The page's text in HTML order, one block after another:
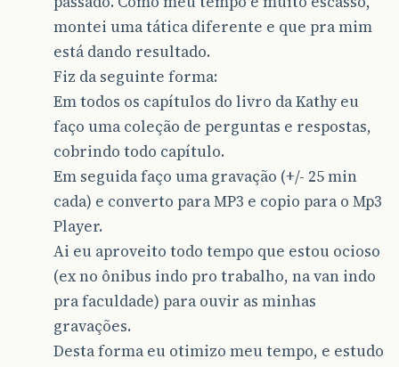
montei uma tática diferente e que pra mim
está dando resultado.
Fiz da seguinte forma:
Em todos os capítulos do livro da Kathy eu
faço uma coleção de perguntas e respostas,
cobrindo todo capítulo.
Em seguida faço uma gravação (+/- 25 min
cada) e converto para MP3 e copio para o Mp3
Player.
Ai eu aproveito todo tempo que estou ocioso
(ex no ônibus indo pro trabalho, na van indo
pra faculdade) para ouvir as minhas
gravações.
Desta forma eu otimizo meu tempo, e estudo